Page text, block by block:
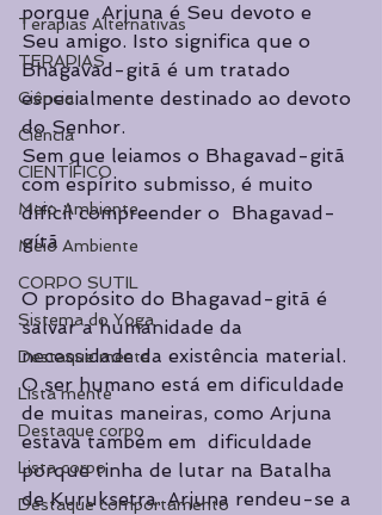
Terapias Alternativas
TERAPIAS
Ciência
Ciência
CIENTÍFICO
Meio Ambiente
Meio Ambiente
CORPO SUTIL
Sistema do Yoga
Destaque mente
Lista mente
Destaque corpo
Lista corpo
Destaque comportamento
porque  Arjuna é Seu devoto e
Seu amigo. Isto significa que o
Bhagavad-gitã é um tratado
especialmente destinado ao devoto
do Senhor.
Sem que leiamos o Bhagavad-gitã
com espírito submisso, é muito
difícil compreender o  Bhagavad-
gítã
O propósito do Bhagavad-gitã é
salvar a humanidade da
necessidade da existência material.
O ser humano está em dificuldade
de muitas maneiras, como Arjuna
estava também em  dificuldade
porque tinha de lutar na Batalha
de Kuruksetra. Arjuna rendeu-se a